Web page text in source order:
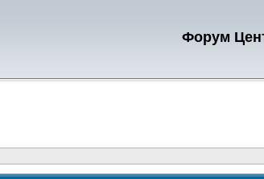
Форум